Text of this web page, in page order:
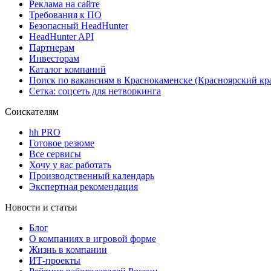
Реклама на сайте
Требования к ПО
Безопасный HeadHunter
HeadHunter API
Партнерам
Инвесторам
Каталог компаний
Поиск по вакансиям в Краснокаменске (Красноярский
Сетка: соцсеть для нетворкинга
Соискателям
hh PRO
Готовое резюме
Все сервисы
Хочу у вас работать
Производственный календарь
Экспертная рекомендация
Новости и статьи
Блог
О компаниях в игровой форме
Жизнь в компании
ИТ-проекты